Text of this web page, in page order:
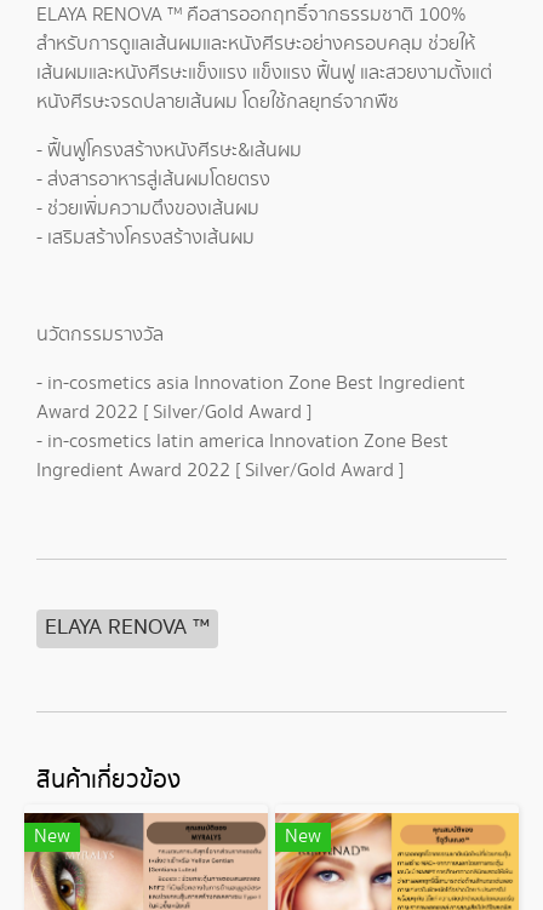
ELAYA RENOVA ™ คือสารออกฤทธิ์จากธรรมชาติ 100%
สำหรับการดูแลเส้นผมและหนังศีรษะอย่างครอบคลุม ช่วยให้
เส้นผมและหนังศีรษะแข็งแรง แข็งแรง ฟื้นฟู และสวยงามตั้งแต่
หนังศีรษะจรดปลายเส้นผม โดยใช้กลยุทธ์จากพืช
- ฟื้นฟูโครงสร้างหนังศีรษะ&เส้นผม
- ส่งสารอาหารสู่เส้นผมโดยตรง
- ช่วยเพิ่มความตึงของเส้นผม
- เสริมสร้างโครงสร้างเส้นผม
นวัตกรรมรางวัล
- in-cosmetics asia Innovation Zone Best Ingredient
Award 2022 [ Silver/Gold Award ]
- in-cosmetics latin america Innovation Zone Best
Ingredient Award 2022 [ Silver/Gold Award ]
ELAYA RENOVA ™
สินค้าเกี่ยวข้อง
New New